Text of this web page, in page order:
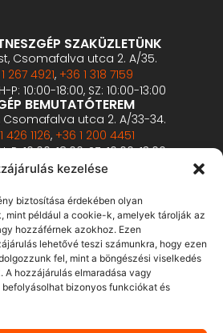
kezelése
biztosítása érdekében olyan
mint például a cookie-k, amelyek tárolják az
hozzáférnek azokhoz. Ezen
lehetővé teszi számunkra, hogy ezen
fel, mint a böngészési viselkedés
hozzájárulás elmaradása vagy
bizonyos funkciókat és
SZAKÜZLETÜNK
Csomafalva utca 2. A/35.
267 4921, +36 1 318 7159
10:00-18:00, SZ: 10:00-13:00
BEMUTATÓTEREM
Csomafalva utca 2. A/33-34.
426 1126, +36 1 200 4451
10:00-18:00, SZ: 10:00-13:00
FITNESZGÉP BEMUTATÓTEREM
Gyál, Vállalkozó u. 12.
+36 1 900 0657
bejelentkezés alapján
tájékoztató
szállítás